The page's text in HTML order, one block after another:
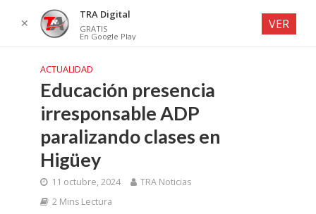
ACTUALIDAD
Educación presencia
irresponsable ADP
paralizando clases en
Higüey
11 octubre, 2024
TRA Noticias
2 Mins Lectura
✕
TRA Digital
GRATIS
En Google Play
VER